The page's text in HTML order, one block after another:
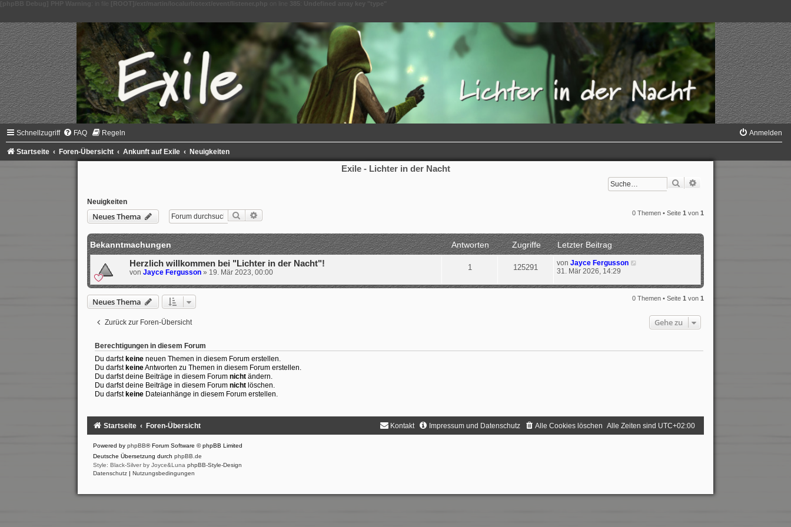
Schnellzugriff FAQ Regeln Anmelden
Startseite Foren-Übersicht Ankunft auf Exile Neuigkeiten
Exile - Lichter in der Nacht
Suche
Neuigkeiten
Neues Thema Suche 0 Themen • Seite1 von1
Bekanntmachungen Antworten Zugriffe
Letzter Beitrag
Herzlich willkommen bei "Lichter in der Nacht"!
von Jayce Fergusson» 19. Mär 2023, 00:00
1 125291 vonJayce Fergusson
31. Mär 2026, 14:29
Neues Thema 0 Themen • Seite1 von1
Zurück zur Foren-Übersicht Gehe zu
Berechtigungen in diesem Forum
Du darfstkeineneuen Themen in diesem Forum erstellen.
Du darfstkeineAntworten zu Themen in diesem Forum erstellen.
Du darfst deine Beiträge in diesem Forum nichtändern.
Du darfst deine Beiträge in diesem Forum nichtlöschen.
Du darfstkeineDateianhänge in diesem Forum erstellen.
Startseite Foren-Übersicht Alle Zeiten sind UTC+02:00
Alle Cookies löschen
Impressum und Datenschutz
Kontakt
Powered by phpBB® Forum Software © phpBB Limited
Deutsche Übersetzung durch phpBB.de
Style: Black-Silver by Joyce&Luna phpBB-Style-Design
Datenschutz | Nutzungsbedingungen